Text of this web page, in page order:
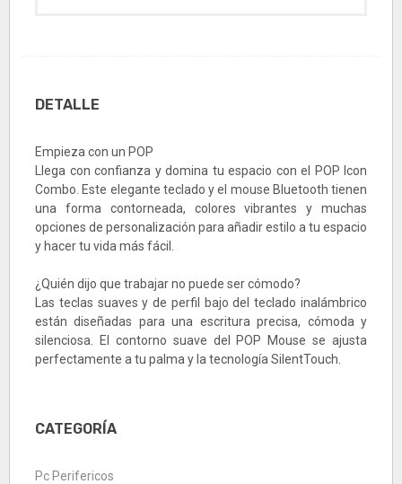
DETALLE
Empieza con un POP
Llega con confianza y domina tu espacio con el POP Icon
Combo. Este elegante teclado y el mouse Bluetooth tienen
una forma contorneada, colores vibrantes y muchas
opciones de personalización para añadir estilo a tu espacio
y hacer tu vida más fácil.
¿Quién dijo que trabajar no puede ser cómodo?
Las teclas suaves y de perfil bajo del teclado inalámbrico
están diseñadas para una escritura precisa, cómoda y
silenciosa. El contorno suave del POP Mouse se ajusta
perfectamente a tu palma y la tecnología SilentTouch.
CATEGORÍA
Pc Perifericos